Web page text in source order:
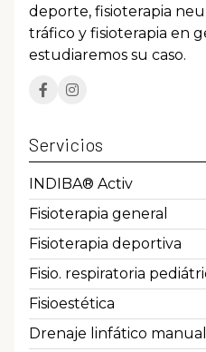
deporte, fisioterapia
tráfico y fisioterapia en
estudiaremos su caso.
Servicios
INDIBA® Activ
Fisioterapia general
Fisioterapia deportiva
Fisio. respiratoria
Fisioestética
Drenaje linfático manual